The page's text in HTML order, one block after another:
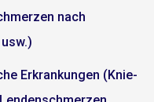
nach
Erkrankungen (Knie-